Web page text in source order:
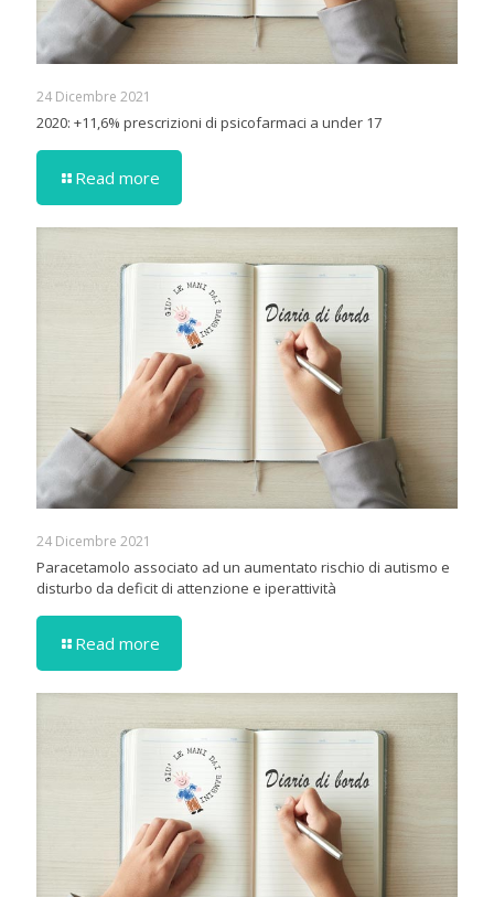
24 Dicembre 2021
2020: +11,6% prescrizioni di psicofarmaci a under 17
Read more
24 Dicembre 2021
Paracetamolo associato ad un aumentato rischio di autismo e
disturbo da deficit di attenzione e iperattività
Read more